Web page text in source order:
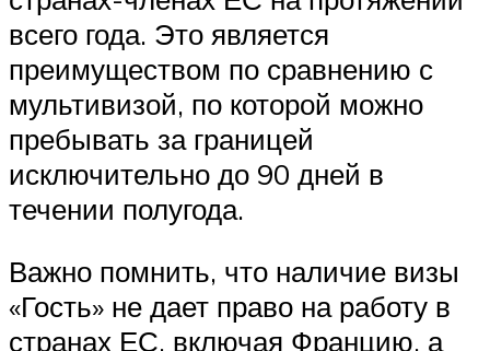
всего года. Это является
преимуществом по сравнению с
мультивизой, по которой можно
пребывать за границей
исключительно до 90 дней в
течении полугода.
Важно помнить, что наличие визы
«Гость» не дает право на работу в
странах ЕС, включая Францию, а